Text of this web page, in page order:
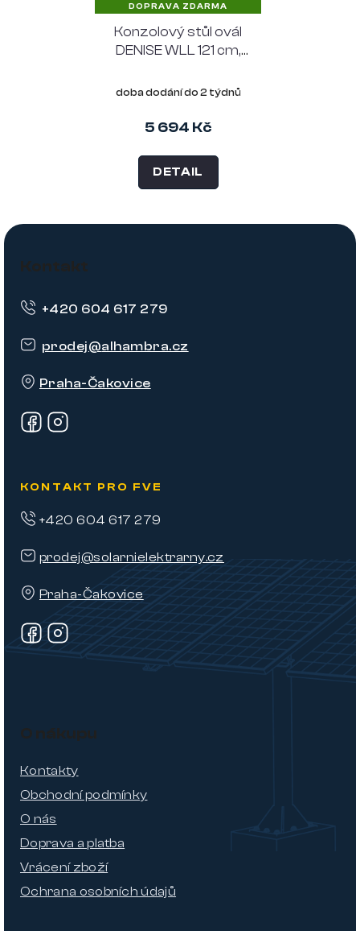
DOPRAVA ZDARMA
Konzolový stůl ovál
DENISE WLL 121 cm,
doba dodání do 2 týdnů
5 694 Kč
DETAIL
Z
Kontakt
prodej@alhambra.cz
Praha-Čakovice
+420 604 617 279
KONTAKT PRO FVE
prodej@solarnielektrarny.cz
Praha-Čakovice
+420 604 617 279
O nákupu
Kontakty
Obchodní podmínky
O nás
Doprava a platba
Vrácení zboží
Ochrana osobních údajů